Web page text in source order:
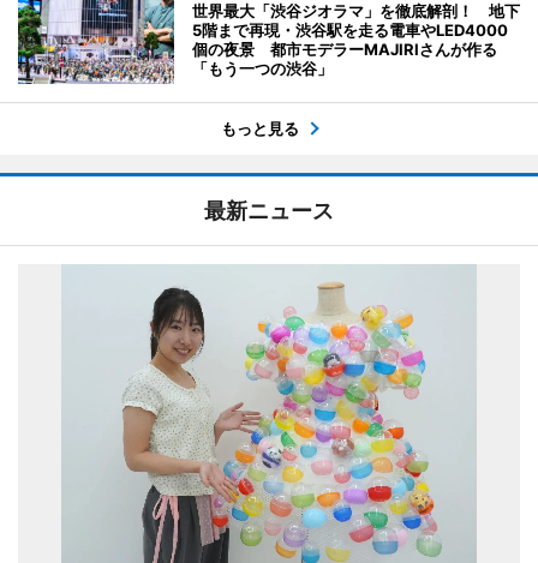
世界最大「渋谷ジオラマ」を徹底解剖！ 地下
5階まで再現・渋谷駅を走る電車やLED4000
個の夜景 都市モデラーMAJIRIさんが作る
「もう一つの渋谷」
もっと見る
最新ニュース